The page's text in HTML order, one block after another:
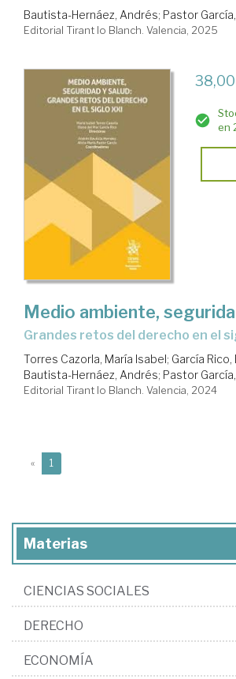
Bautista-Hernáez, Andrés; Pastor
Editorial Tirant lo Blanch. Valencia, 2025
38,00
en
Medio ambiente,
grandes retos del derecho en el
Torres Cazorla, María Isabel; García
Bautista-Hernáez, Andrés; Pastor
Editorial Tirant lo Blanch. Valencia, 2024
« 1
Materias
CIENCIAS SOCIALES
DERECHO
ECONOMÍA